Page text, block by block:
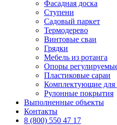
Фасадная доска
Ступени
Садовый паркет
Термодерево
Винтовые сваи
Грядки
Мебель из ротанга
Опоры
Пластиковые сараи
Комплектующие для
Рулонные покрытия
Выполненные объекты
Контакты
8 (800) 550 47 17